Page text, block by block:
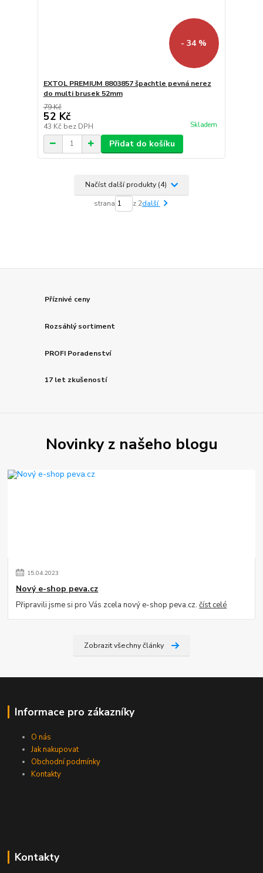
- 34 %
EXTOL PREMIUM 8803857 špachtle pevná nerez
do multi brusek 52mm
79 Kč
52 Kč
43 Kč bez DPH Skladem
Přidat do košíku
Načíst další produkty (4)
strana z 2další
Příznivé ceny
Rozsáhlý sortiment
PROFI Poradenství
17 let zkušeností
Novinky z našeho blogu
15.04.2023
Nový e-shop peva.cz
Připravili jsme si pro Vás zcela nový e-shop peva.cz.číst celé
Zobrazit všechny články
Informace pro zákazníky
O nás
Jak nakupovat
Obchodní podmínky
Kontakty
Kontakty